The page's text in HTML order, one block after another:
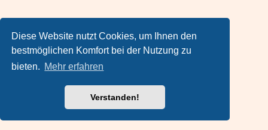
Diese Website nutzt Cookies, um Ihnen den
bestmöglichen Komfort bei der Nutzung zu
bieten. Mehr erfahren
Verstanden!